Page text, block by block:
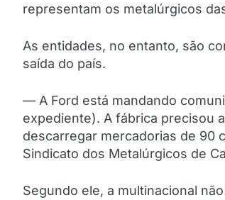
representam os metalúrgicos
As entidades, no entanto, são
saída do país.
— A Ford está mandando
expediente). A fábrica precisou
descarregar mercadorias de 90
Sindicato dos Metalúrgicos de
Segundo ele, a multinacional